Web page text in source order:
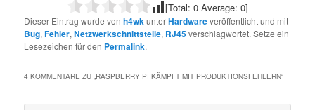
[Total: 0 Average: 0]
Dieser Eintrag wurde vonh4wkunterHardwareveröffentlicht und mit
Bug,Fehler,Netzwerkschnittstelle, RJ45verschlagwortet. Setze ein
Lesezeichen für den Permalink.
4 KOMMENTARE ZU „RASPBERRY PI KÄMPFT MIT PRODUKTIONSFEHLERN“